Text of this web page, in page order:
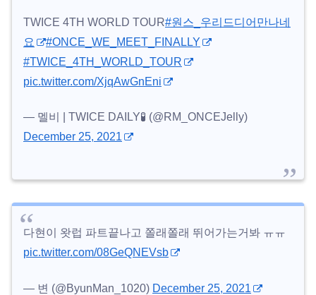
TWICE 4TH WORLD TOUR#원스_우리드디어만나네
요
#ONCE_WE_MEET_FINALLY
#TWICE_4TH_WORLD_TOUR
pic.twitter.com/XjqAwGnEni
— 멜비 | TWICE DAILY🧪 (@RM_ONCEJelly)
December 25, 2021
다현이 왓럽 파트끝나고 쫄래쫄래 뛰어가는거봐 ㅠㅠ
pic.twitter.com/08GeQNEVsb
— 변 (@ByunMan_1020) December 25, 2021